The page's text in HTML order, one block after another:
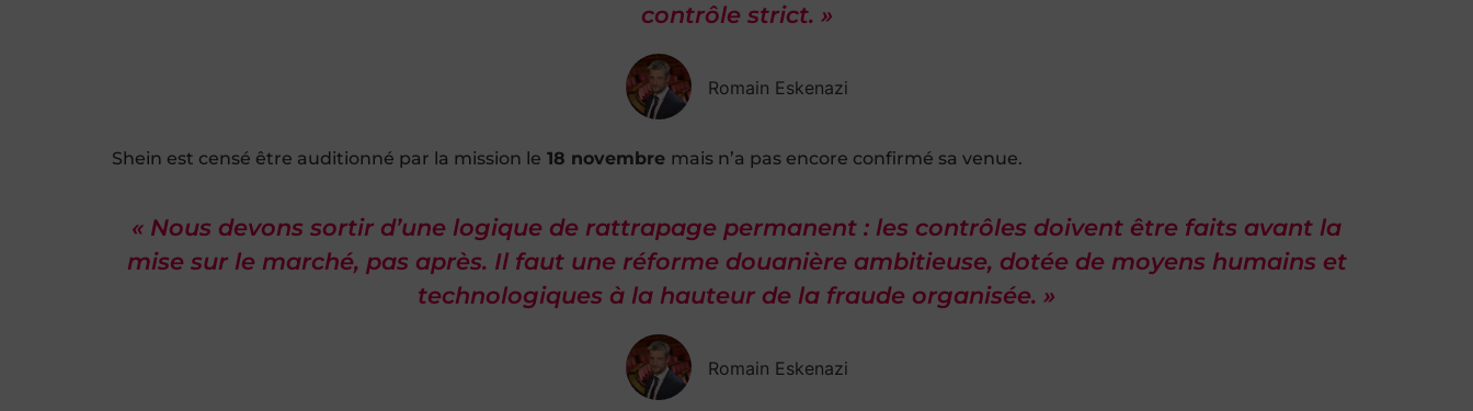
contrôle strict. »
Romain Eskenazi
Shein est censé être auditionné par la mission le 18 novembre mais n’a pas encore confirmé sa venue.
« Nous devons sortir d’une logique de rattrapage permanent : les contrôles doivent être faits avant la
mise sur le marché, pas après. Il faut une réforme douanière ambitieuse, dotée de moyens humains et
technologiques à la hauteur de la fraude organisée. »
Romain Eskenazi